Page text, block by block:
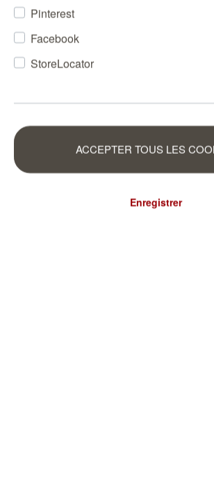
Pinterest
Facebook
StoreLocator
ACCEPTER TOUS LES
Enregistrer